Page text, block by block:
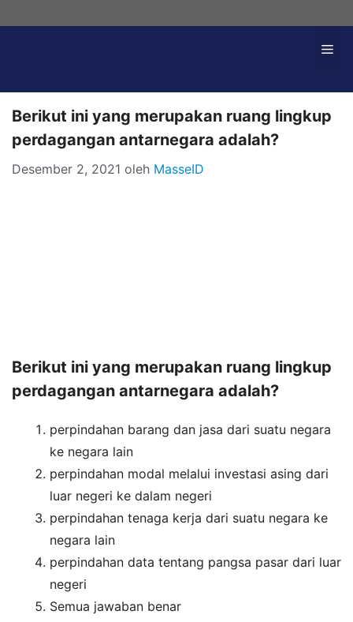
Berikut ini yang merupakan ruang lingkup
perdagangan antarnegara adalah?
Desember 2, 2021 oleh MasseID
Berikut ini yang merupakan ruang lingkup
perdagangan antarnegara adalah?
perpindahan barang dan jasa dari suatu negara
ke negara lain
perpindahan modal melalui investasi asing dari
luar negeri ke dalam negeri
perpindahan tenaga kerja dari suatu negara ke
negara lain
perpindahan data tentang pangsa pasar dari luar
negeri
Semua jawaban benar